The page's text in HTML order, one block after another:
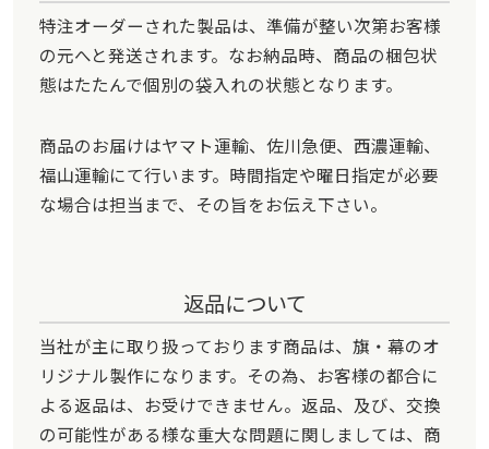
特注オーダーされた製品は、準備が整い次第お客様
の元へと発送されます。なお納品時、商品の梱包状
態はたたんで個別の袋入れの状態となります。
商品のお届けはヤマト運輸、佐川急便、西濃運輸、
福山運輸にて行います。時間指定や曜日指定が必要
な場合は担当まで、その旨をお伝え下さい。
返品について
当社が主に取り扱っております商品は、旗・幕のオ
リジナル製作になります。その為、お客様の都合に
よる返品は、お受けできません。返品、及び、交換
の可能性がある様な重大な問題に関しましては、商